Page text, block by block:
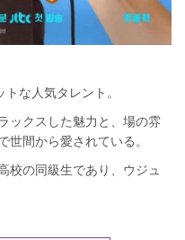
な人気タレント。
ックスした魅力と、場の雰
世間から愛されている。
校の同級生であり、ウジュ